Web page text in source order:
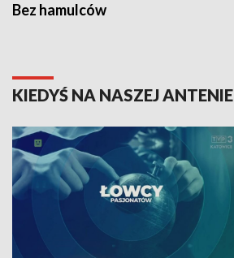
Bez hamulców
KIEDYŚ NA NASZEJ ANTENIE